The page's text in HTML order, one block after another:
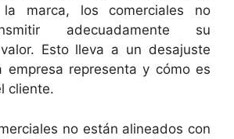
marca, los comerciales no
adecuadamente su
Esto lleva a un desajuste
empresa representa y cómo es
cliente.
no están alineados con